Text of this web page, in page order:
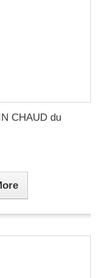
CHAUD du